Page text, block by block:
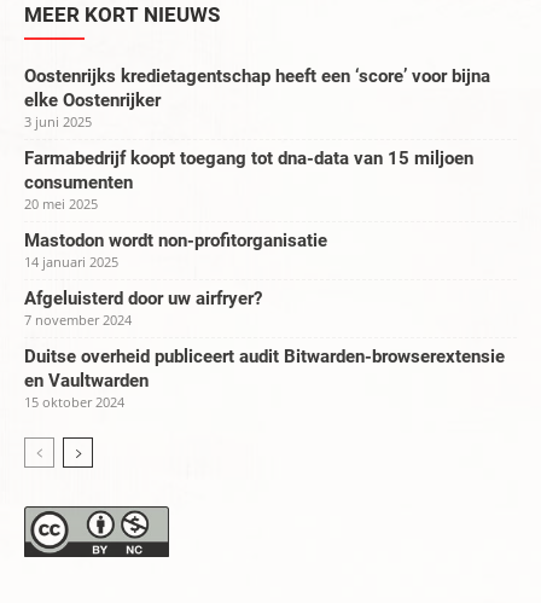
MEER KORT NIEUWS
Oostenrijks kredietagentschap heeft een ‘score’ voor bijna
elke Oostenrijker
3 juni 2025
Farmabedrijf koopt toegang tot dna-data van 15 miljoen
consumenten
20 mei 2025
Mastodon wordt non-profitorganisatie
14 januari 2025
Afgeluisterd door uw airfryer?
7 november 2024
Duitse overheid publiceert audit Bitwarden-browserextensie
en Vaultwarden
15 oktober 2024